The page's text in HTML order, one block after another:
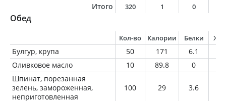
Итого
320 1 0
Обед
Кол-во Калории Белки
Булгур, крупа 50 171 6.1
Оливковое масло
10 89.8 0
Шпинат, порезанная
зелень, замороженная,
неприготовленная
100 29 3.6